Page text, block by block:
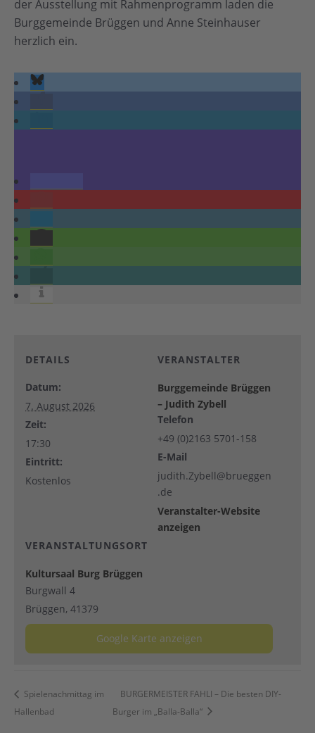
der Ausstellung mit Rahmenprogramm laden die
Burggemeinde Brüggen und Anne Steinhauser
herzlich ein.
DETAILS
Datum:
7. August 2026
Zeit:
17:30
Eintritt:
Kostenlos
VERANSTALTUNGSORT
Kultursaal Burg Brüggen
Burgwall 4
Brüggen, 41379
Google Karte anzeigen
VERANSTALTER
Burggemeinde Brüggen
– Judith Zybell
Telefon
+49 (0)2163 5701-158
E-Mail
judith.Zybell@brueggen
.de
Veranstalter-Website
anzeigen
Spielenachmittag im
Hallenbad
BURGERMEISTER FAHLI – Die besten DIY-
Burger im „Balla-Balla“